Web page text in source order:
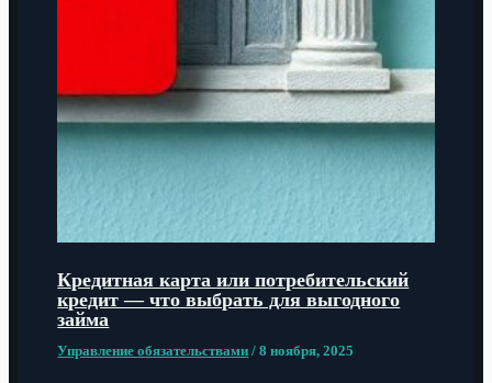
Кредитная карта или потребительский
кредит — что выбрать для выгодного
займа
Управление обязательствами /8 ноября, 2025